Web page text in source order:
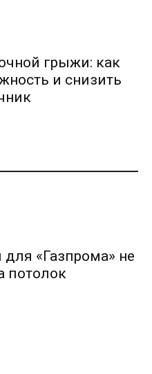
грыжи: как
и снизить
для «Газпрома» не
потолок